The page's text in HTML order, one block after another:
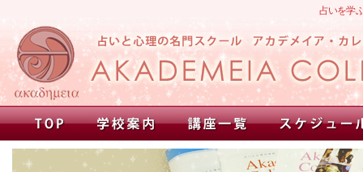
占いを学